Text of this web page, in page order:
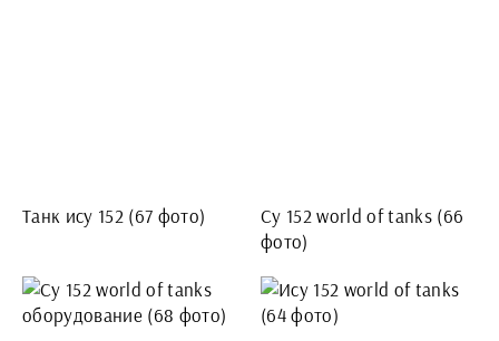
Танк ису 152 (67 фото)
Су 152 world of tanks (66
фото)